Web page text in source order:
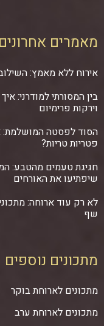
מאמרים אחרונים
אירוח ללא מאמץ:
בין המסורתי למודרני:
וירקות פרימיום
הסוד לפסטה המושלמת:
פטריות טריות?
חגיגת טעמים מהטבע:
שיפתיעו את האורחים
לא רק עוד ארוחה:
שף
מתכונים נוספים
מתכונים לארוחת בוקר
מתכונים לארוחת ערב